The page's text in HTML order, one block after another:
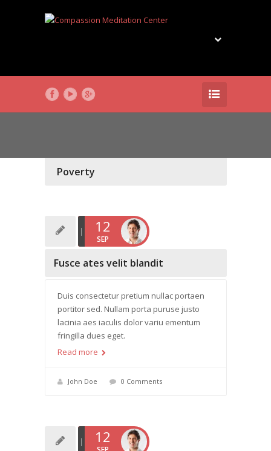
Poverty
12
SEP
Fusce ates velit blandit
Duis consectetur pretium nullac portaen
portitor sed. Nullam porta puruse justo
lacinia aes iaculis dolor variu ementum
fringilla dues eget.
Read more
John Doe 0 Comments
12